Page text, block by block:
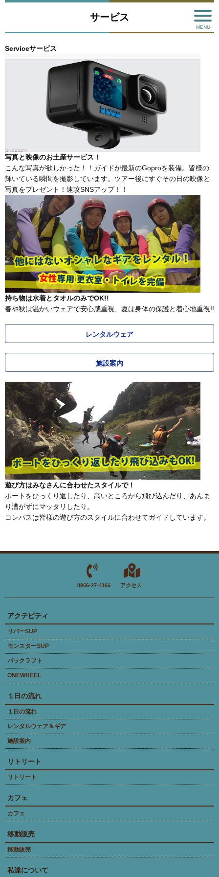
サービス
Serviceサービス
写真と映像のお土産サービス！
こんな写真が欲しかった！！ガイドが最新のGoproを装備。皆様の
輝いている瞬間を撮影しています。ツアー後にすぐその日の映像と
写真をプレゼント！速攻SNSアップ！！
持ち物は水着とタオルのみでOK!!
春や秋は温かいウェアで安心感重視、夏は身体の保護と着心地重視!!
レンタルウェア
施設案内
遊び方はみなさんに合わせたスタイルで！
ボートをひっくり返したり、高いところから飛び込んだり、あんま
り漕がずにマッタリしたり。
コンパスは皆様の遊び方のスタイルに合わせてガイドしています。
0966-27-4166 アクセス
アクテビティ
リバーSUP
モンスターSUP
パックラフト
ONEWHEEL
１日の流れ
１日の流れ
レンタルウェア＆ギア
施設案内
リトリート
リトリート
カフェ
カフェ
移動販売
移動販売
私達について